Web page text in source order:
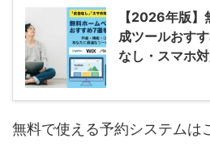
【2026年版
成ツールおす
なし・スマホ
無料で使える予約システムは